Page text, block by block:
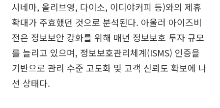
시네마, 올리브영, 다이소, 이디야커피 등)와의 제휴
확대가 주효했던 것으로 분석된다. 아울러 아이즈비
전은 정보보안 강화를 위해 매년 정보보호 투자 규모
를 늘리고 있으며, 정보보호관리체계(ISMS) 인증을
기반으로 관리 수준 고도화 및 고객 신뢰도 확보에 나
선 상태다.